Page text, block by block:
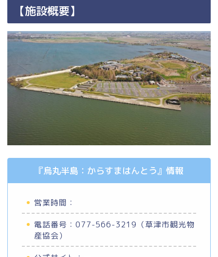
【施設概要】
『烏丸半島：からすまはんとう』情報
営業時間：
電話番号：077-566-3219（草津市観光物
産協会）